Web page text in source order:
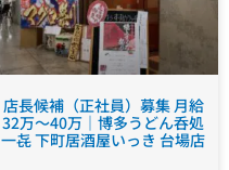
店長候補（正社員）募集 月給
32万～40万｜博多うどん呑処
一㐂 下町居酒屋いっき 台場店